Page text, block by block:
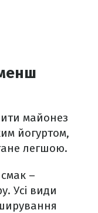
майонез
йогуртом,
легшою.
–
Усі види